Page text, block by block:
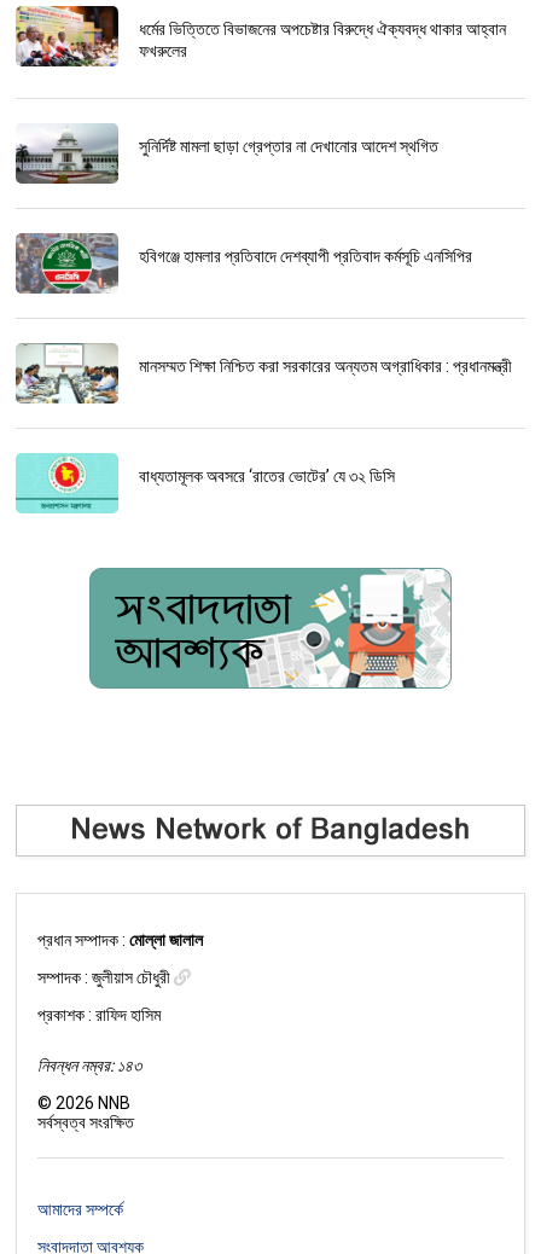
ধর্মের ভিত্তিতে বিভাজনের অপচেষ্টার বিরুদ্ধে ঐক্যবদ্ধ থাকার আহ্বান
ফখরুলের
সুনির্দিষ্ট মামলা ছাড়া গ্রেপ্তার না দেখানোর আদেশ স্থগিত
হবিগঞ্জে হামলার প্রতিবাদে দেশব্যাপী প্রতিবাদ কর্মসূচি এনসিপির
মানসম্মত শিক্ষা নিশ্চিত করা সরকারের অন্যতম অগ্রাধিকার : প্রধানমন্ত্রী
বাধ্যতামূলক অবসরে ‘রাতের ভোটের’ যে ৩২ ডিসি
প্রধান সম্পাদক :মোল্লা জালাল
সম্পাদক :জুলীয়াস চৌধুরী
প্রকাশক : রাফিদ হাসিম
নিবন্ধন নম্বর: ১৪৩
©2026 NNB
সর্বস্বত্ব সংরক্ষিত
আমাদের সম্পর্কে
সংবাদদাতা আবশ্যক